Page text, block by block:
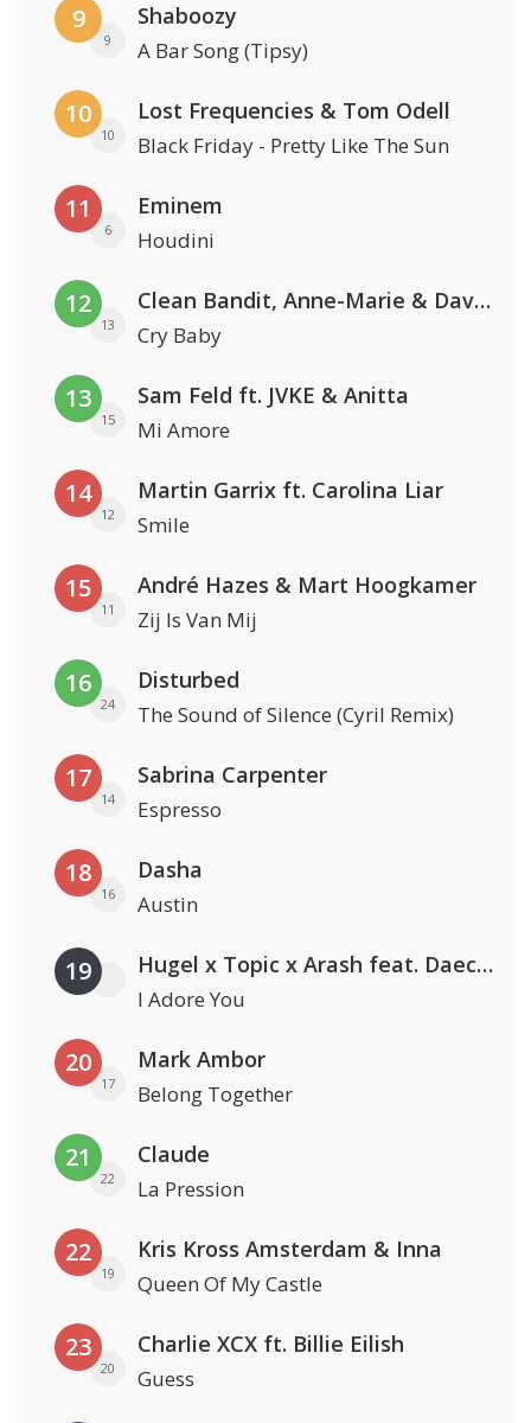
9
9
Shaboozy
A Bar Song (Tipsy)
10
10
Lost Frequencies & Tom Odell
Black Friday - Pretty Like The Sun
11
6
Eminem
Houdini
12
13
Clean Bandit, Anne-Marie & David Guetta
Cry Baby
13
15
Sam Feld ft. JVKE & Anitta
Mi Amore
14
12
Martin Garrix ft. Carolina Liar
Smile
15
11
André Hazes & Mart Hoogkamer
Zij Is Van Mij
16
24
Disturbed
The Sound of Silence (Cyril Remix)
17
14
Sabrina Carpenter
Espresso
18
16
Dasha
Austin
19 Hugel x Topic x Arash feat. Daecolm
I Adore You
20
17
Mark Ambor
Belong Together
21
22
Claude
La Pression
22
19
Kris Kross Amsterdam & Inna
Queen Of My Castle
23
20
Charlie XCX ft. Billie Eilish
Guess